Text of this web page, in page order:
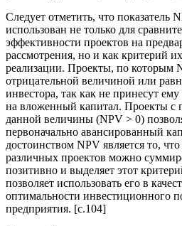
Следует отметить, что показатель
использован не только для
эффективности проектов на
рассмотрения, но и как критерий
реализации. Проекты, по которым
отрицательной величиной или
инвестора, так как не принесут
на вложенный капитал. Проекты с
данной величины (NPV > 0)
первоначально авансированный
достоинством NPV является то, что
различных проектов можно
позитивно и выделяет этот
позволяет использовать его в
оптимальности инвестиционного
предприятия. [c.104]